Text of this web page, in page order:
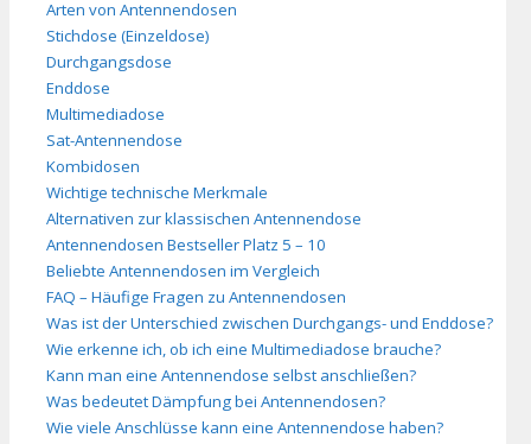
Arten von Antennendosen
Stichdose (Einzeldose)
Durchgangsdose
Enddose
Multimediadose
Sat-Antennendose
Kombidosen
Wichtige technische Merkmale
Alternativen zur klassischen Antennendose
Antennendosen Bestseller Platz 5 – 10
Beliebte Antennendosen im Vergleich
FAQ – Häufige Fragen zu Antennendosen
Was ist der Unterschied zwischen Durchgangs- und Enddose?
Wie erkenne ich, ob ich eine Multimediadose brauche?
Kann man eine Antennendose selbst anschließen?
Was bedeutet Dämpfung bei Antennendosen?
Wie viele Anschlüsse kann eine Antennendose haben?